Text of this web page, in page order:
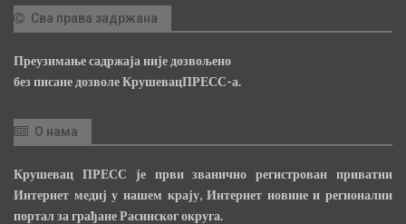
Сва права задржана
Преузимање садржаја није дозвољено
без писане дозволе КрушевацПРЕСС-а.
О нама
Крушевац ПРЕСС је први званично регистрован приватни
Интернет медиј у нашем крају, Интернет новине и регионални
портал за грађане Расинског округа.